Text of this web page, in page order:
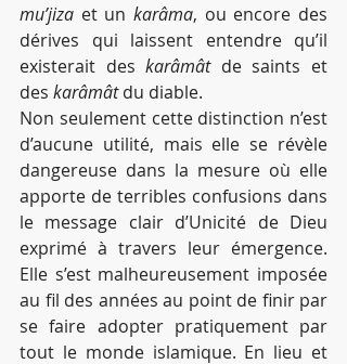
mu’jiza et un karâma, ou encore des
dérives qui laissent entendre qu’il
existerait des karâmât de saints et
des karâmât du diable.
Non seulement cette distinction n’est
d’aucune utilité, mais elle se révèle
dangereuse dans la mesure où elle
apporte de terribles confusions dans
le message clair d’Unicité de Dieu
exprimé à travers leur émergence.
Elle s’est malheureusement imposée
au fil des années au point de finir par
se faire adopter pratiquement par
tout le monde islamique. En lieu et